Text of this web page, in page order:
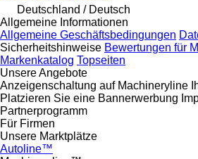
Deutschland / Deutsch
Allgemeine Informationen
Allgemeine Geschäftsbedingungen
Sicherheitshinweise Bewertungen für
Markenkatalog Topseiten
Unsere Angebote
Anzeigenschaltung auf Machineryline
Platzieren Sie eine Bannerwerbung
Partnerprogramm
Für Firmen
Unsere Marktplätze
Autoline™